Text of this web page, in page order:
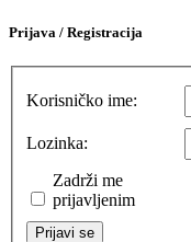
Prijava / Registracija
Korisničko ime:
Lozinka:
Zadrži me
prijavljenim
Prijavi se